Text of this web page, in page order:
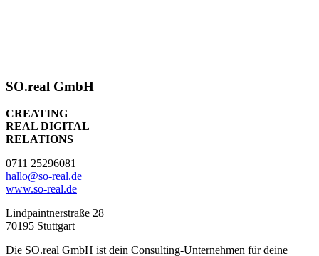
SO.real GmbH
CREATING
REAL DIGITAL
RELATIONS
0711 25296081
hallo@so-real.de
www.so-real.de
Lindpaintnerstraße 28
70195 Stuttgart
Die SO.real GmbH ist dein Consulting-Unternehmen für deine